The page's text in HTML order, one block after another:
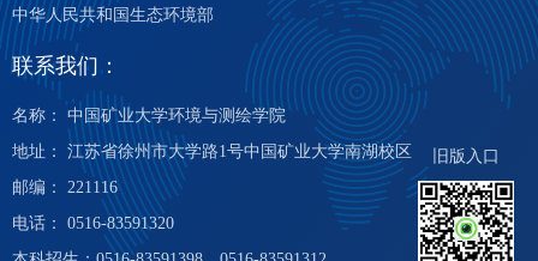
中华人民共和国生态环境部
联系我们：
名称： 中国矿业大学环境与测绘学院
地址： 江苏省徐州市大学路1号中国矿业大学南湖校区
邮编： 221116
电话： 0516-83591320
旧版入口